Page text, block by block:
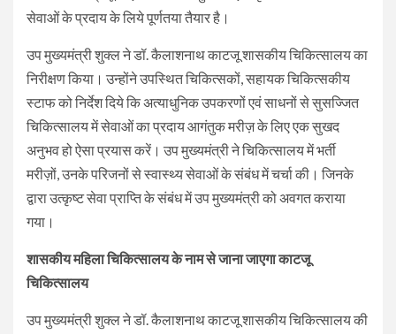
सेवाओं के प्रदाय के लिये पूर्णतया तैयार है।
उप मुख्यमंत्री शुक्ल ने डॉ. कैलाशनाथ काटजू शासकीय चिकित्सालय का
निरीक्षण किया। उन्होंने उपस्थित चिकित्सकों, सहायक चिकित्सकीय
स्टाफ को निर्देश दिये कि अत्याधुनिक उपकरणों एवं साधनों से सुसज्जित
चिकित्सालय में सेवाओं का प्रदाय आगंतुक मरीज़ के लिए एक सुखद
अनुभव हो ऐसा प्रयास करें। उप मुख्यमंत्री ने चिकित्सालय में भर्ती
मरीज़ों, उनके परिजनों से स्वास्थ्य सेवाओं के संबंध में चर्चा की। जिनके
द्वारा उत्कृष्ट सेवा प्राप्ति के संबंध में उप मुख्यमंत्री को अवगत कराया
गया।
शासकीय महिला चिकित्सालय के नाम से जाना जाएगा काटजू
चिकित्सालय
उप मुख्यमंत्री शुक्ल ने डॉ. कैलाशनाथ काटजू शासकीय चिकित्सालय की